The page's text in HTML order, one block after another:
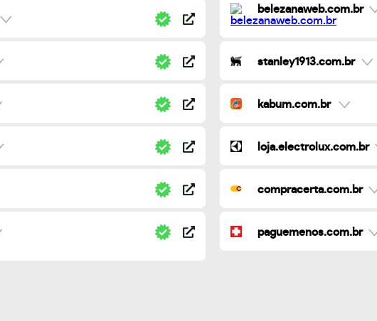
belezanaweb.com.br
stanley1913.com.br
kabum.com.br
loja.electrolux.com.br
compracerta.com.br
paguemenos.com.br